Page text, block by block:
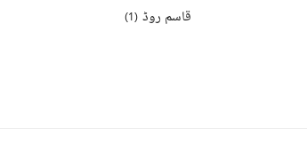
قاسم روڈ (
1
)